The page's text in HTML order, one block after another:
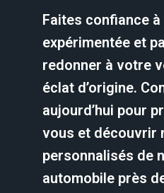
Faites confiance
expérimentée et
redonner à votre
éclat d’origine.
aujourd’hui pour
vous et découvrir
personnalisés de
automobile près